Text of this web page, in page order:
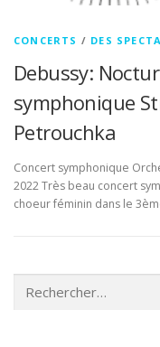
CONCERTS / DES
Debussy:
symphonique
Petrouchka
Concert symphonique
2022 Très beau concert
choeur féminin dans le